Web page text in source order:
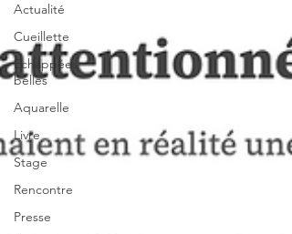
Actualité
Cueillette
Echappées
belles
Aquarelle
Livre
Stage
Rencontre
Presse